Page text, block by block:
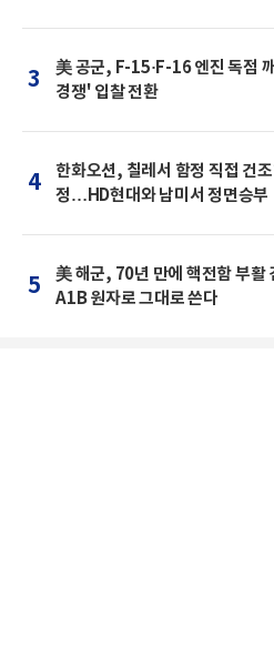
3
美 공군, F-15·F-16 엔진 독점
경쟁' 입찰 전환
4
한화오션, 칠레서 함정 직접 건
정…HD현대와 남미서 정면승부
5
美 해군, 70년 만에 핵전함 부
A1B 원자로 그대로 쓴다